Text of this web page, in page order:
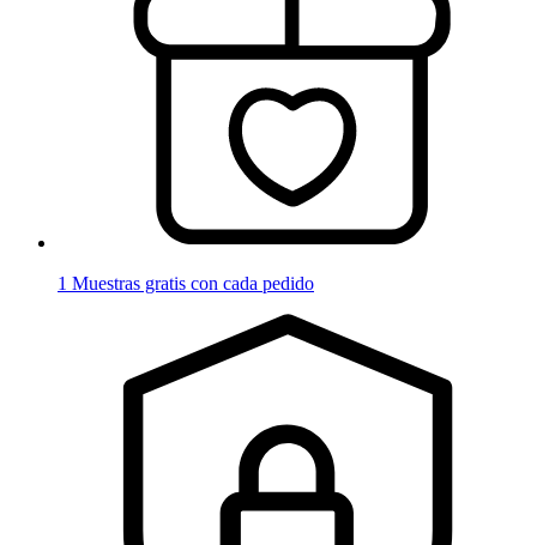
1 Muestras gratis con cada pedido